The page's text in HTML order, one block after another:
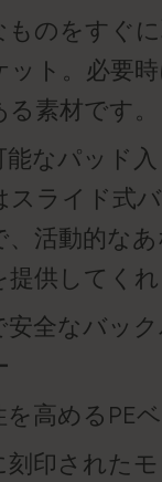
ものをすぐ
ット。必要
素材です。
能なパッド
スライド式
、活動的な
提供してくれ
安全なバッ
を高めるPE
刻印された